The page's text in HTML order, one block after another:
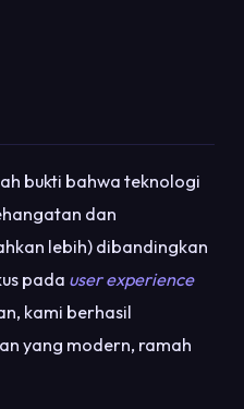
bukti bahwa teknologi
dan
lebih) dibandingkan
pada user experience
kami berhasil
yang modern, ramah